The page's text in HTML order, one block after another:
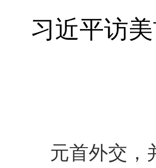
习近平访
元首外交，